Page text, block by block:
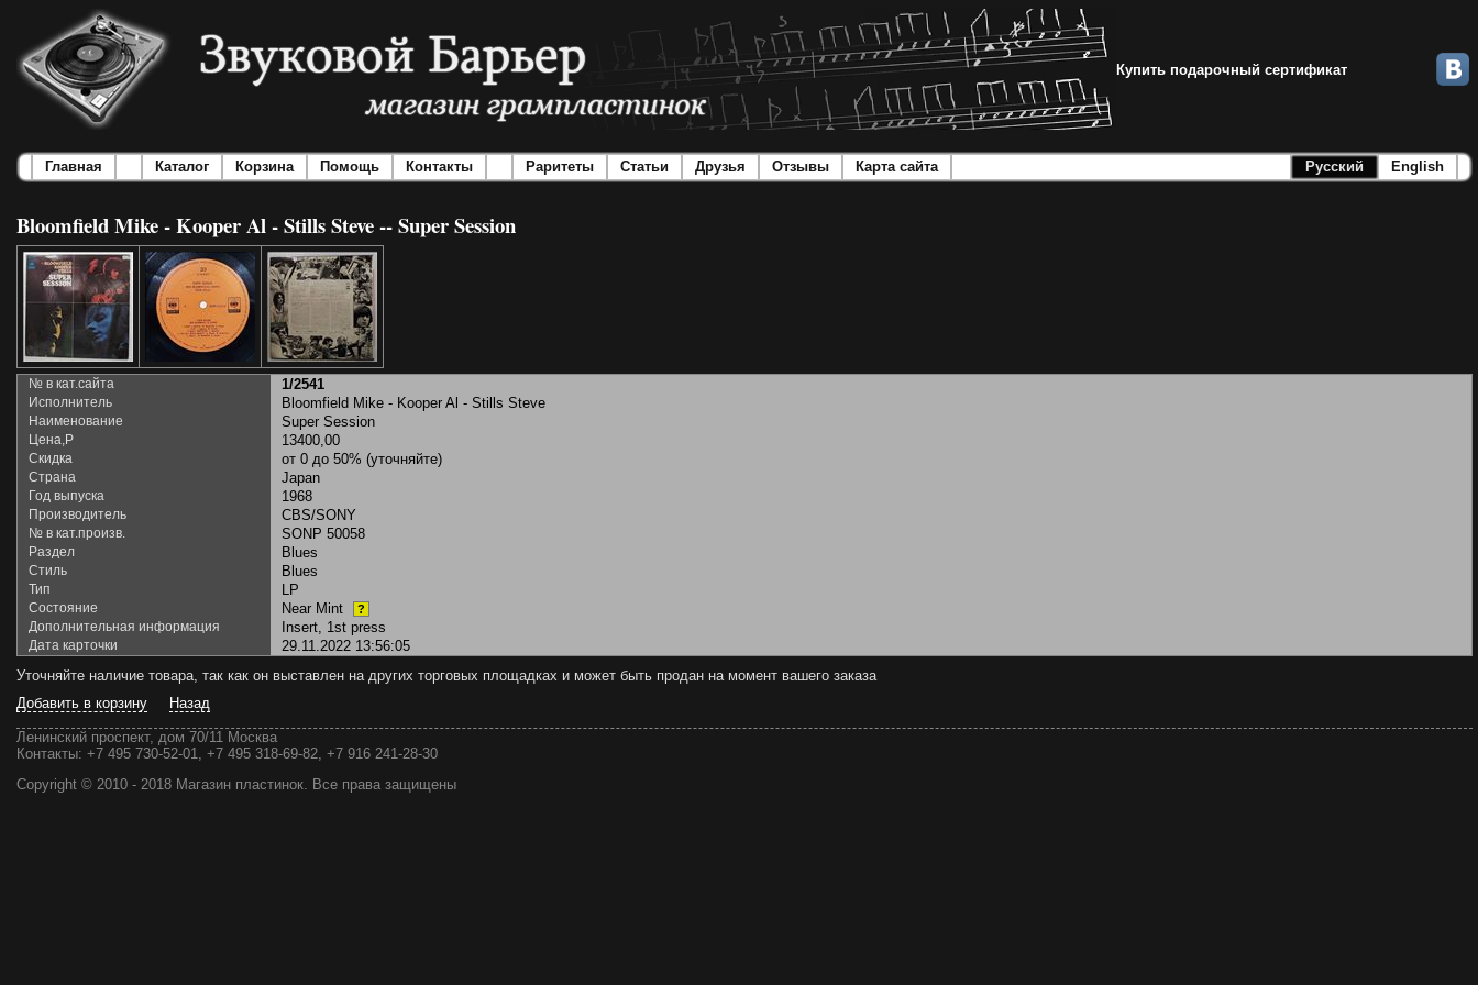
Купить подарочный сертификат
Главная Каталог Корзина Помощь Контакты Раритеты Статьи Друзья Отзывы Карта сайта Русский English
Bloomfield Mike - Kooper Al - Stills Steve -- Super Session
№ в кат.сайта 1/2541
Исполнитель Bloomfield Mike - Kooper Al - Stills Steve
Наименование Super Session
Цена,Р 13400,00
Скидка от 0 до 50% (уточняйте)
Страна Japan
Год выпуска 1968
Производитель CBS/SONY
№ в кат.произв. SONP 50058
Раздел Blues
Стиль Blues
Тип LP
Состояние Near Mint ?
Дополнительная информация Insert, 1st press
Дата карточки
29.11.2022 13:56:05
Уточняйте наличие товара, так как он выставлен на других торговых площадках и может быть продан на момент вашего заказа
Добавить в корзину
Назад
Ленинский проспект, дом 70/11 Москва
Контакты: +7 495 730-52-01, +7 495 318-69-82, +7 916 241-28-30
Copyright © 2010 - 2018 Магазин пластинок. Все права защищены